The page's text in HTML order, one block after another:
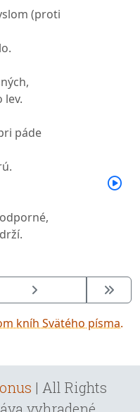
(proti
lev.
páde
kníh Svätého písma.
| All Rights
vyhradené